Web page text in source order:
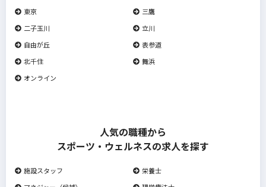
東京
三鷹
二子玉川
立川
自由が丘
表参道
北千住
舞浜
オンライン
人気の職種から
スポーツ・ウェルネスの求人を探す
施設スタッフ
栄養士